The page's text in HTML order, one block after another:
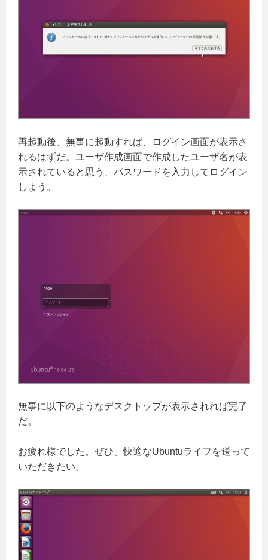
再起動後、無事に起動すれば、ログイン画面が表示さ
れるはずだ。ユーザ作成画面で作成したユーザ名が表
示されていると思う、パスワードを入力してログイン
しよう。
無事に以下のようなデスクトップが表示されれば完了
だ。
お疲れ様でした。ぜひ、快適なUbuntuライフを送って
いただきたい。